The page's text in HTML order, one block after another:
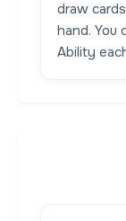
draw
hand. You
Ability